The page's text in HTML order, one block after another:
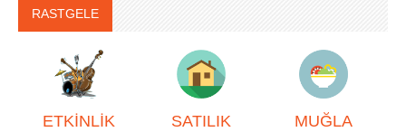
RASTGELE
ETKİNLİK SATILIK MUĞLA